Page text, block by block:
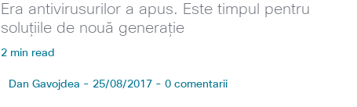
Era antivirusurilor a apus. Este timpul pentru
soluțiile de nouă generație
2 min read
Dan Gavojdea - 25/08/2017 - 0 comentarii